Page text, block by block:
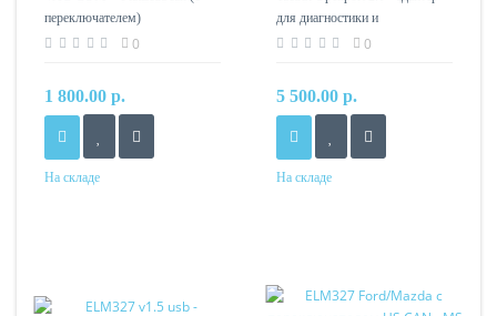
переключателем)
0
1 800.00 р.
На складе
для диагностики и
программирования
0
5 500.00 р.
На складе